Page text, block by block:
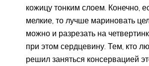
кожицу тонким слоем. Конечно,
мелкие, то лучше мариновать
можно и разрезать на
при этом сердцевину. Тем, кто
решил заняться консервацией